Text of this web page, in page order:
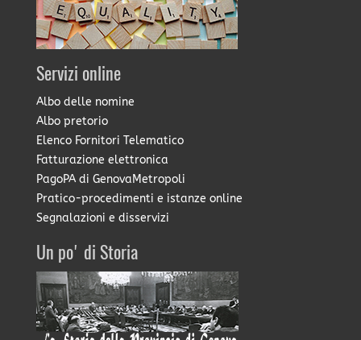
Servizi online
Albo delle nomine
Albo pretorio
Elenco Fornitori Telematico
Fatturazione elettronica
PagoPA di GenovaMetropoli
Pratico-procedimenti e istanze online
Segnalazioni e disservizi
Un po' di Storia